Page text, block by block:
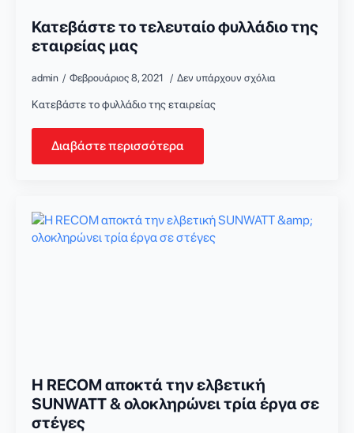
Κατεβάστε το τελευταίο φυλλάδιο της
εταιρείας μας
admin Φεβρουάριος 8, 2021 Δεν υπάρχουν σχόλια
Κατεβάστε το φυλλάδιο της εταιρείας
Διαβάστε περισσότερα
Η RECOM αποκτά την ελβετική
SUNWATT & ολοκληρώνει τρία έργα σε
στέγες